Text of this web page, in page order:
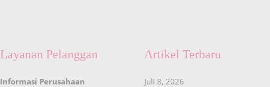
Layanan Pelanggan
Informasi Perusahaan
Artikel Terbaru
Juli 8, 2026